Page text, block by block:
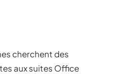
cherchent des
aux suites Office